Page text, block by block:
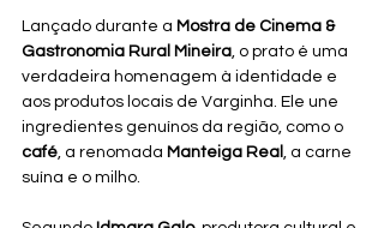
Lançado durante a Mostra de Cinema &
Gastronomia Rural Mineira, o prato é uma
verdadeira homenagem à identidade e
aos produtos locais de Varginha. Ele une
ingredientes genuínos da região, como o
café, a renomada Manteiga Real , a carne
suína e o milho.